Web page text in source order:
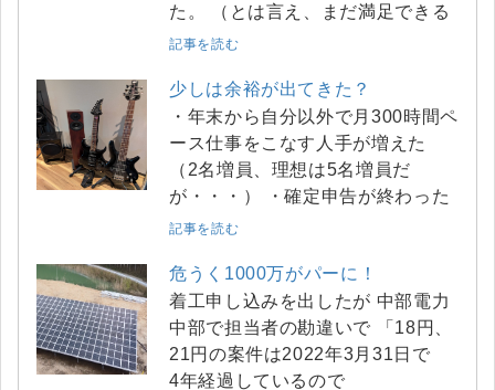
た。 （とは言え、まだ満足できる
記事を読む
少しは余裕が出てきた？
・年末から自分以外で月300時間ペ
ース仕事をこなす人手が増えた
（2名増員、理想は5名増員だ
が・・・） ・確定申告が終わった
記事を読む
危うく1000万がパーに！
着工申し込みを出したが 中部電力
中部で担当者の勘違いで 「18円、
21円の案件は2022年3月31日で
4年経過しているので